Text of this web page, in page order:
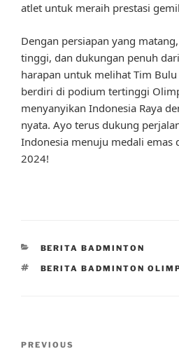
atlet untuk meraih prestasi
Dengan persiapan yang
tinggi, dan dukungan penuh
harapan untuk melihat Tim
berdiri di podium tertinggi
menyanyikan Indonesia Raya
nyata. Ayo terus dukung
Indonesia menuju medali emas
2024!
CATEGORIES
BERITA BADMINTON
TAGS
BERITA BADMINTON
Previous
PREVIOUS